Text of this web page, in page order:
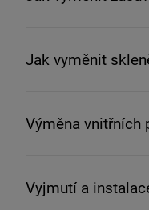
Jak vyměnit
Výměna vnitřních
Vyjmutí a